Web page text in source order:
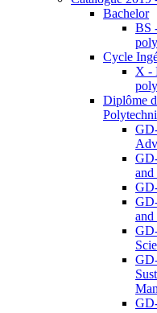
Bachelor
BS
Cycle
X -
Diplôme
and
and